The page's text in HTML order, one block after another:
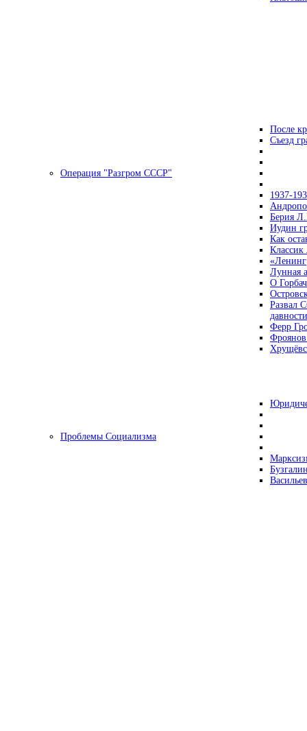
После
Съезд
Операция "Разгром СССР"
1937-
Берия
Иудин
Как
Лунная
О
Развал
давности
Ферр
Проблемы Социализма